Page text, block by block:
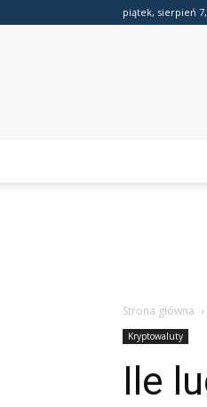
piątek, sierpień
Strona główna
Kryptowaluty
Ile